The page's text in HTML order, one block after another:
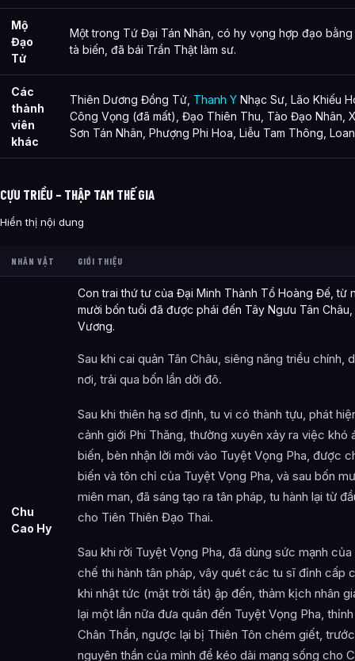
Mộ
Đạo
Tử
Một trong Tứ Đại Tán Nhân, có hy vọng hợp đạo
tà biến, đã bái Trần Thật làm sư.
Các
thành
viên
khác
Thiên Dương Đồng Tử, Thanh Y Nhạc Sư, Lão Khiếu
Công Vọng (đã mất), Đạo Thiên Thu, Tào Đạo Nhân,
Sơn Tán Nhân, Phượng Phi Hoa, Liễu Tam Thông,
CỰU TRIỀU – THẬP TAM THẾ GIA
Hiển thị nội dung
NHÂN VẬT GIỚI THIỆU
Chu
Cao Hy
Con trai thứ tư của Đại Minh Thành Tổ Hoàng Đế, từ
mười bốn tuổi đã được phái đến Tây Ngưu Tân
Vương.
Sau khi cai quản Tân Châu, siêng năng triều chính,
nơi, trải qua bốn lần dời đô.
Sau khi thiên hạ sơ định, tu vi có thành tựu, phát
cảnh giới Phi Thăng, thường xuyên xảy ra việc khó
biến, bèn nhận lời mời vào Tuyệt Vọng Pha, được
biến và tôn chỉ của Tuyệt Vọng Pha, và sau bốn
miên man, đã sáng tạo ra tân pháp, tu hành lại từ
cho Tiên Thiên Đạo Thai.
Sau khi rời Tuyệt Vọng Pha, đã dùng sức mạnh
chế thi hành tân pháp, vây quét các tu sĩ đỉnh cấp
khi nhật tức (mặt trời tắt) ập đến, thảm kịch nhân
lại một lần nữa đưa quân đến Tuyệt Vọng Pha,
Chân Thần, ngược lại bị Thiên Tôn chém giết,
nguyên thần của mình để kéo dài mạng sống cho